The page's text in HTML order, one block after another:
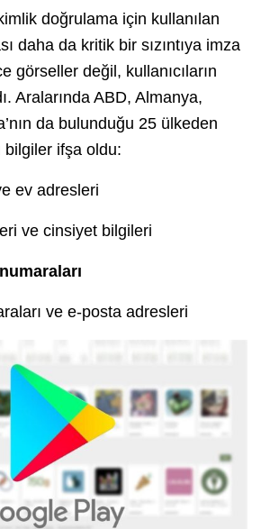
doğrulama için kullanılan
daha da kritik bir sızıntıya imza
görseller değil, kullanıcıların
Aralarında ABD, Almanya,
da bulunduğu 25 ülkeden
bilgiler ifşa oldu:
ev adresleri
ve cinsiyet bilgileri
ve e-posta adresleri